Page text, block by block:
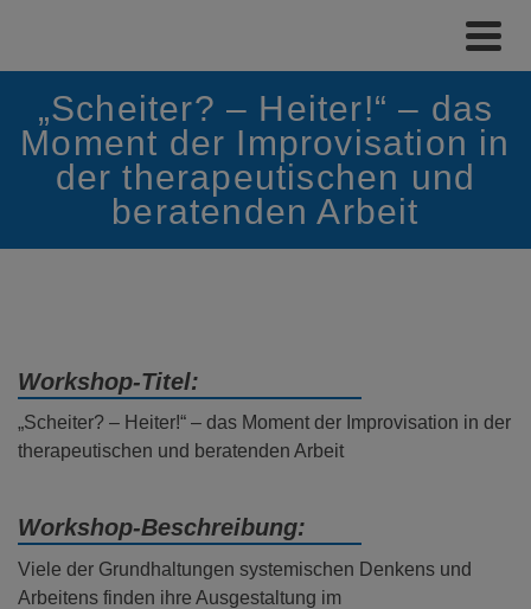
„Scheiter? – Heiter!“ – das
Moment der Improvisation in
der therapeutischen und
beratenden Arbeit
Workshop-Titel:
„Scheiter? – Heiter!“ – das Moment der Improvisation in der
therapeutischen und beratenden Arbeit
Workshop-Beschreibung:
Viele der Grundhaltungen systemischen Denkens und
Arbeitens finden ihre Ausgestaltung im